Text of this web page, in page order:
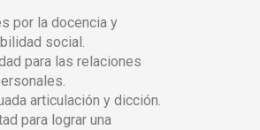
por la docencia y
social.
para las relaciones
articulación y dicción.
para lograr una